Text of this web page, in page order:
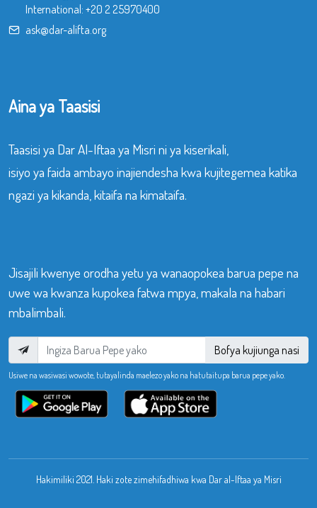
International: +20 2 25970400
ask@dar-alifta.org
Aina ya Taasisi
Taasisi ya Dar Al-Iftaa ya Misri ni ya kiserikali,
isiyo ya faida ambayo inajiendesha kwa kujitegemea katika
ngazi ya kikanda, kitaifa na kimataifa.
Jisajili kwenye orodha yetu ya wanaopokea barua pepe na
uwe wa kwanza kupokea fatwa mpya, makala na habari
mbalimbali.
Bofya kujiunga nasi
Usiwe na wasiwasi wowote, tutayalinda maelezo yako na hatutaitupa barua pepe yako.
Hakimiliki 2021. Haki zote zimehifadhiwa kwa Dar al-Iftaa ya Misri